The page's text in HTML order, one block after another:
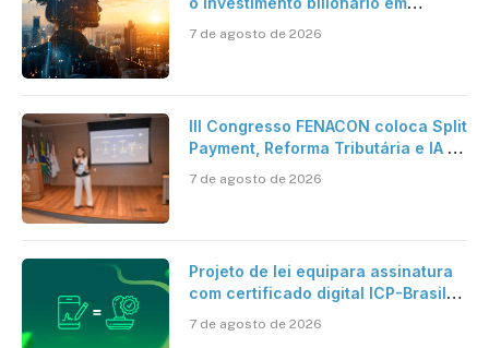
verdadeira era da inteligência
7 de agosto de 2026
III Congresso FENACON coloca Split
Payment, Reforma Tributária e IA no
7 de agosto de 2026
Projeto de lei equipara assinatura
com certificado digital ICP-Brasil
cartório
7 de agosto de 2026